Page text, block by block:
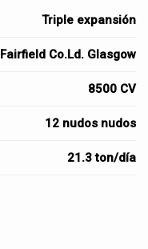
Triple expansión
Fairfield Co.Ld. Glasgow
8500 CV
12 nudos nudos
21.3 ton/día